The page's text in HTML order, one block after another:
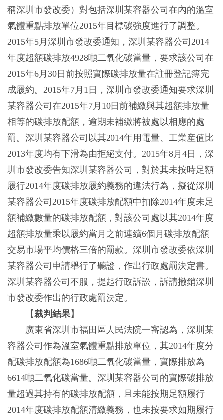
稱深圳市發改委）對包括深圳某容器公司在內的溫室
氣體重點排放單位2015年目標碳強度進行了調整。
2015年5月深圳市發改委通知，深圳某容器公司2014
年度超額碳排放4928噸二氧化碳當量，要求該公司在
2015年6月30日前按照實際碳排放量在註冊登記簿完
成履約。2015年7月1日，深圳市發改委通知要求深圳
某容器公司在2015年7月10日前補繳與其超額排放量
相等的碳排放配額，逾期未補繳將被處以相應的處
罰。深圳某容器公司以其2014年用電量、工業産值比
2013年度均有下滑為由拒絕支付。2015年8月4日，深
圳市發改委告知深圳某容器公司，對於其未按時足額
履行2014年度碳排放履約義務的違法行為，擬從深圳
某容器公司2015年度碳排放配額中扣除2014年度未足
額補繳數量的碳排放配額，對該公司處以其2014年度
超額排放量乘以履約當月之前連續6個月碳排放配額
交易市場平均價格三倍的罰款。深圳市發改委依深圳
某容器公司申請舉行了聽證，作出行政處罰決定書。
深圳某容器公司不服，提起行政訴訟，訴請撤銷深圳
市發改委作出的行政處罰決定。
【裁判結果】
廣東省深圳市福田區人民法院一審認為，深圳某
容器公司作為溫室氣體重點排放單位，其2014年度分
配碳排放配額為1686噸二氧化碳當量，實際排放為
6614噸二氧化碳當量。深圳某容器公司的實際碳排放
量超過其持有的碳排放配額，且未能按期足額履行
2014年度碳排放配額清繳義務，也未按要求如期履行